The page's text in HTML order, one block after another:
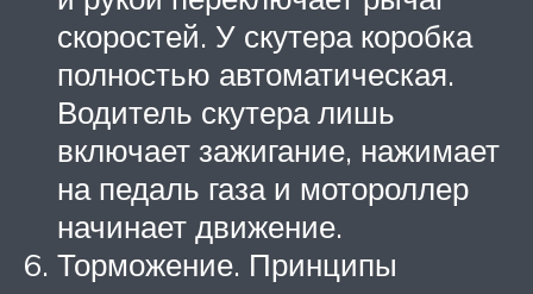
скоростей. У скутера коробка
полностью автоматическая.
Водитель скутера лишь
включает зажигание, нажимает
на педаль газа и мотороллер
начинает движение.
Торможение. Принципы